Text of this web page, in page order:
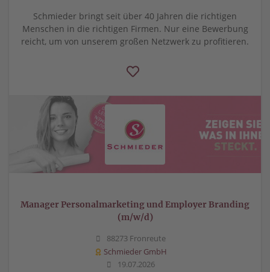
Schmieder bringt seit über 40 Jahren die richtigen
Menschen in die richtigen Firmen. Nur eine Bewerbung
reicht, um von unserem großen Netzwerk zu profitieren.
Manager Personalmarketing und Employer Branding
(m/w/d)
88273 Fronreute
Schmieder GmbH
19.07.2026